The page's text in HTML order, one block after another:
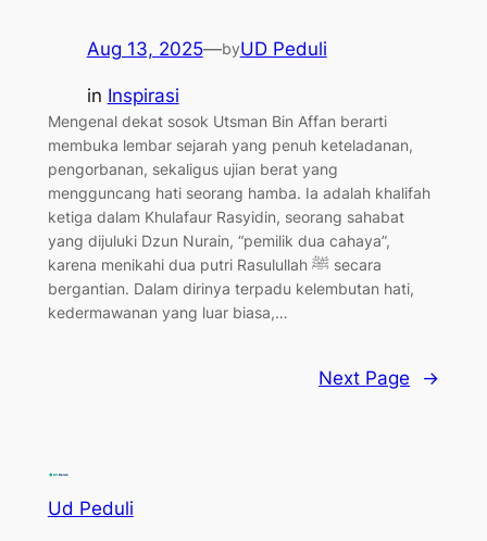
Aug 13, 2025—byUD Peduli
in Inspirasi
Mengenal dekat sosok Utsman Bin Affan berarti
membuka lembar sejarah yang penuh keteladanan,
pengorbanan, sekaligus ujian berat yang
mengguncang hati seorang hamba. Ia adalah khalifah
ketiga dalam Khulafaur Rasyidin, seorang sahabat
yang dijuluki Dzun Nurain, “pemilik dua cahaya”,
karena menikahi dua putri Rasulullah ﷺ secara
bergantian. Dalam dirinya terpadu kelembutan hati,
kedermawanan yang luar biasa,…
Next Page →
Ud Peduli